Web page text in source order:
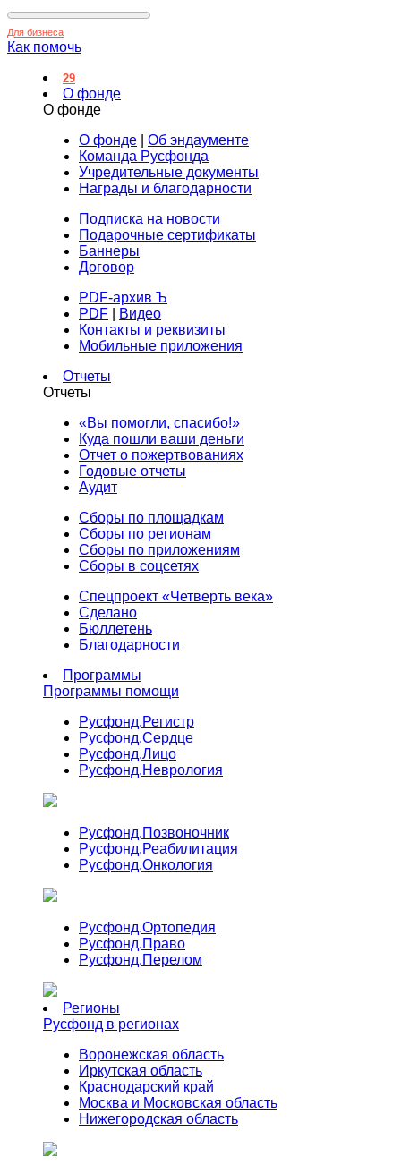
Для бизнеса
Как помочь
29
О фонде
О фонде
О фонде
Об эндаументе
Команда Русфонда
Учредительные документы
Награды и благодарности
Подписка на новости
Подарочные сертификаты
Баннеры
Договор
PDF-архив Ъ
PDF
Видео
Контакты и реквизиты
Мобильные приложения
Отчеты
Отчеты
«Вы помогли, спасибо!»
Куда пошли ваши деньги
Отчет о пожертвованиях
Годовые отчеты
Аудит
Сборы по площадкам
Сборы по регионам
Сборы по приложениям
Сборы в соцсетях
Спецпроект «Четверть века»
Сделано
Бюллетень
Благодарности
Программы
Программы помощи
Русфонд.Регистр
Русфонд.Сердце
Русфонд.Лицо
Русфонд.Неврология
Русфонд.Позвоночник
Русфонд.Реабилитация
Русфонд.Онкология
Русфонд.Ортопедия
Русфонд.Право
Русфонд.Перелом
Регионы
Русфонд в регионах
Воронежская область
Иркутская область
Краснодарский край
Москва и Московская область
Нижегородская область